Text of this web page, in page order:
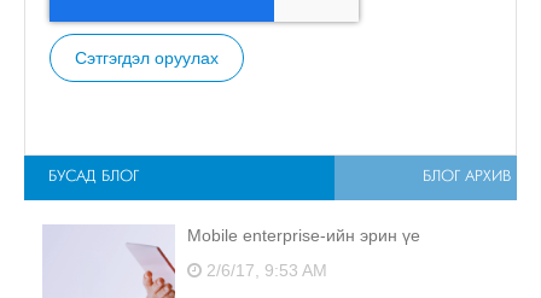
БУСАД БЛОГ БЛОГ АРХИВ
Mobile enterprise-ийн эрин үе
2/6/17, 9:53 AM